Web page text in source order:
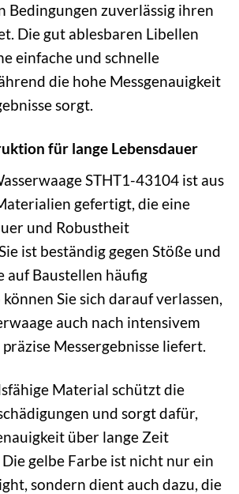
Bedingungen zuverlässig ihren
Die gut ablesbaren Libellen
einfache und schnelle
die hohe Messgenauigkeit
sorgt.
für lange Lebensdauer
STHT1-43104 ist aus
gefertigt, die eine
und Robustheit
ist beständig gegen Stöße und
auf Baustellen häufig
Sie sich darauf verlassen,
auch nach intensivem
Messergebnisse liefert.
Material schützt die
und sorgt dafür,
über lange Zeit
gelbe Farbe ist nicht nur ein
sondern dient auch dazu, die